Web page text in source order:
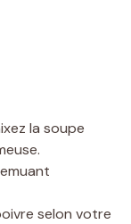
la soupe
selon votre